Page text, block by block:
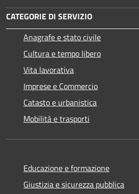
CATEGORIE DI SERVIZIO
Anagrafe e stato civile
Cultura e tempo libero
Vita lavorativa
Imprese e Commercio
Catasto e urbanistica
Mobilità e trasporti
Educazione e formazione
Giustizia e sicurezza pubblica